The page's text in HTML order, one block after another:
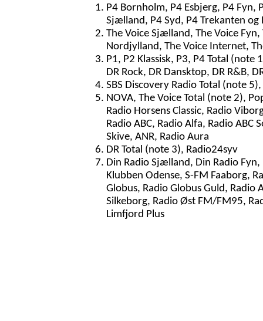
P4 Bornholm, P4 Esbjerg, P4
Sjælland, P4 Syd, P4 Trekanten
The Voice Sjælland, The Voice
Nordjylland, The Voice Internet,
P1, P2 Klassisk, P3, P4 Total (note
DR Rock, DR Dansktop, DR R&B,
SBS Discovery Radio Total (note
NOVA, The Voice Total (note 2),
Radio Horsens Classic, Radio
Radio ABC, Radio Alfa, Radio
Skive, ANR, Radio Aura
DR Total (note 3), Radio24syv
Din Radio Sjælland, Din Radio Fyn,
Klubben Odense, S-FM Faaborg,
Globus, Radio Globus Guld, Radio
Silkeborg, Radio Øst FM/FM95,
Limfjord Plus